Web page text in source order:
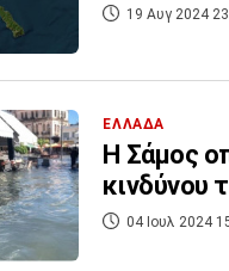
19 Αυγ 2024
ΕΛΛΑΔΑ
H Σάμος
κινδύνου
04 Ιουλ 2024